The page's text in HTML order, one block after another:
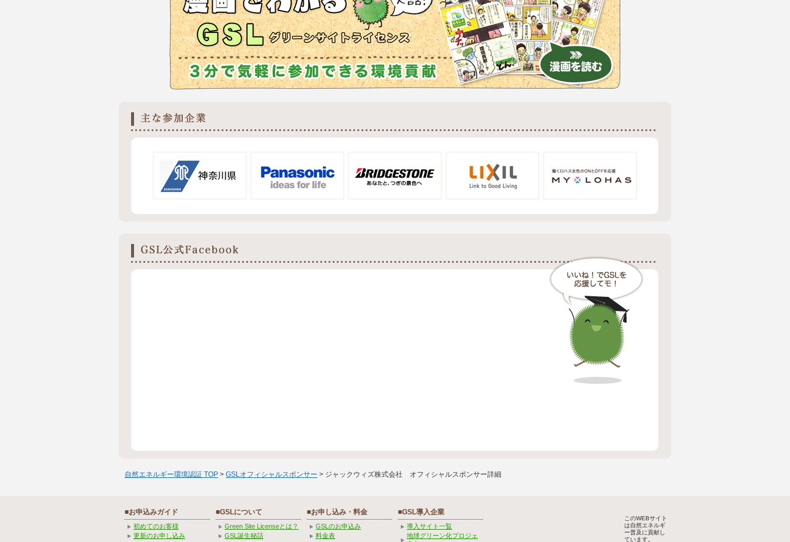
自然エネルギー環境認証 TOP > GSLオフィシャルスポンサー > ジャックウィズ株式会社 オフィシャルスポンサー詳細
■お申込みガイド
初めてのお客様
更新のお申し込み
■GSLについて
Green Site Licenseとは？
GSL誕生秘話
■お申し込み・料金
GSLのお申込み
料金表
■GSL導入企業
導入サイト一覧
地球グリーン化プロジェ
このWEBサイト
は自然エネルギ
ー普及に貢献し
ています。